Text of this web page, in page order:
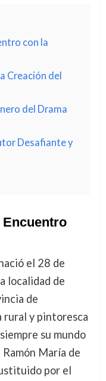
con la
Creación del
del Drama
Desafiante y
el 28 de
localidad de
de
rural y pintoresca
su mundo
María de
por el